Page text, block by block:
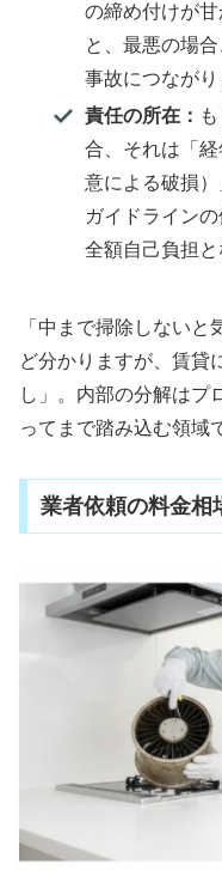
の締め付けが
と、最悪の場
事故につながり
責任の所在：
合、それは「
意による破損
ガイドライン
全額自己負担と
「中まで掃除しない
ど分かりますが、賃貸
し」。内部の分解はプ
ってまで踏み込む領域
業者依頼の料金相